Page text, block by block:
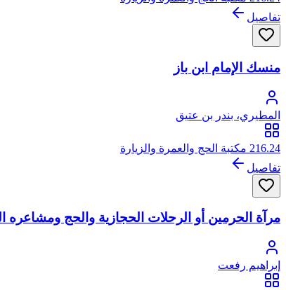
تفاصيل
منسك الإمام ابن باز
المطيري، بندر بن عتيق
216.24 مكتبة الحج والعمرة والزيارة
تفاصيل
مرآة الحرمين أو الرحلات الحجازية والحج ومشاعره
إبراهيم رفعت